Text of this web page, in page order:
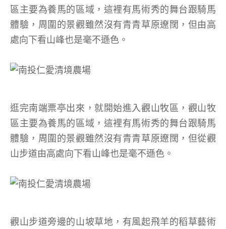
區主要為養馬的區域，這裡有馬術秀的舞台跟騎馬
體驗，周圍的景觀雖然沒有青青草原遼闊，但由高
處向下看山峰也是毫不遜色。
逛完南端票亭出來，就開始進入觀山牧區，觀山牧
區主要為養馬的區域，這裡有馬術秀的舞台跟騎馬
體驗，周圍的景觀雖然沒有青青草原遼闊，但從觀
山步道由高處向下看山峰也是毫不遜色。
觀山步道旁邊的山坡草地，有風起飛羊的稻草藝術